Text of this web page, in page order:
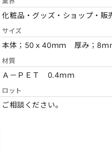
化粧品・グッズ・ショップ・販
サイズ
本体；50ｘ40ｍｍ 厚み；8ｍ
材質
Ａ－ＰＥＴ 0.4ｍｍ
ロット
ご相談ください。